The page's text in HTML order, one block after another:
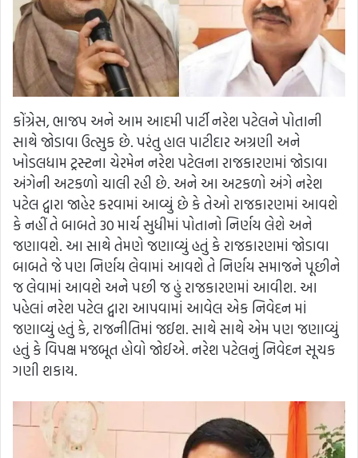
કોંગ્રેસ, ભાજપ અને આમ આદમી પાર્ટી નરેશ પટેલને પોતાની
સાથે જોડાવા ઉત્સુક છે. પરંતુ હાલ પાટીદાર અગ્રણી અને
ખોડલધામ ટ્રસ્ટના ચેરમેન નરેશ પટેલના રાજકારણમાં જોડાવા
અંગેની અટકળો ચાલી રહી છે. અને આ અટકળો અંગે નરેશ
પટેલ દ્વારા જાહેર કરવામાં આવ્યું છે કે તેઓ રાજકારણમાં આવશે
કે નહીં તે બાબતે 30 માર્ચ સુધીમાં પોતાનો નિર્ણય લેશે અને
જણાવશે. આ સાથે તેમણે જણાવ્યું હતું કે રાજકારણમાં જોડાવા
બાબતે જે પણ નિર્ણય લેવામાં આવશે તે નિર્ણય સમાજને પૂછીને
જ લેવામાં આવશે અને પછી જ હું રાજકારણમાં આવીશ. આ
પહેલાં નરેશ પટેલ દ્વારા આપવામાં આવેલ એક નિવેદન માં
જણાવ્યું હતું કે, રાજનીતિમાં જઈશ. સાથે સાથે એમ પણ જણાવ્યું
હતું કે વિપક્ષ મજબૂત હોવો જોઈએ. નરેશ પટેલનું નિવેદન સૂચક
ગણી શકાય.